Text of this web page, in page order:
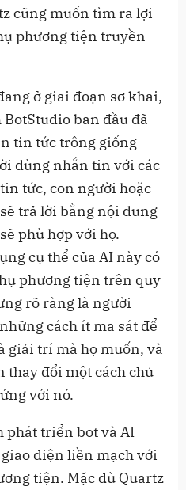
cũng muốn tìm ra lợi
phương tiện truyền
ở giai đoạn sơ khai,
ban đầu đã
tin tức trông giống
dùng nhắn tin với các
tức, con người hoặc
trả lời bằng nội dung
phù hợp với họ.
cụ thể của AI này có
phương tiện trên quy
rõ ràng là người
cách ít ma sát để
giải trí mà họ muốn, và
thay đổi một cách chủ
với nó.
phát triển bot và AI
diện liền mạch với
tiện. Mặc dù Quartz